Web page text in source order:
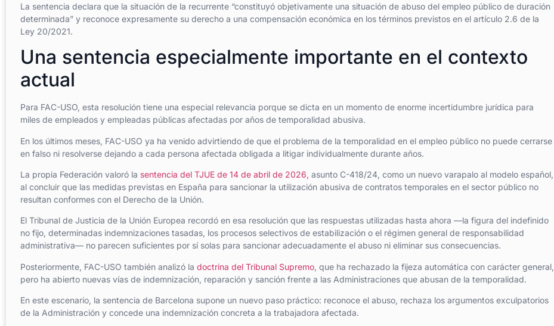
La sentencia declara que la situación de la recurrente “constituyó objetivamente una situación de abuso del empleo público de duración
determinada” y reconoce expresamente su derecho a una compensación económica en los términos previstos en el artículo 2.6 de la
Ley 20/2021.
Una sentencia especialmente importante en el contexto
actual
Para FAC-USO, esta resolución tiene una especial relevancia porque se dicta en un momento de enorme incertidumbre jurídica para
miles de empleados y empleadas públicas afectadas por años de temporalidad abusiva.
En los últimos meses, FAC-USO ya ha venido advirtiendo de que el problema de la temporalidad en el empleo público no puede cerrarse
en falso ni resolverse dejando a cada persona afectada obligada a litigar individualmente durante años.
La propia Federación valoró la sentencia del TJUE de 14 de abril de 2026, asunto C-418/24, como un nuevo varapalo al modelo español,
al concluir que las medidas previstas en España para sancionar la utilización abusiva de contratos temporales en el sector público no
resultan conformes con el Derecho de la Unión.
El Tribunal de Justicia de la Unión Europea recordó en esa resolución que las respuestas utilizadas hasta ahora —la figura del indefinido
no fijo, determinadas indemnizaciones tasadas, los procesos selectivos de estabilización o el régimen general de responsabilidad
administrativa— no parecen suficientes por sí solas para sancionar adecuadamente el abuso ni eliminar sus consecuencias.
Posteriormente, FAC-USO también analizó la doctrina del Tribunal Supremo, que ha rechazado la fijeza automática con carácter general,
pero ha abierto nuevas vías de indemnización, reparación y sanción frente a las Administraciones que abusan de la temporalidad.
En este escenario, la sentencia de Barcelona supone un nuevo paso práctico: reconoce el abuso, rechaza los argumentos exculpatorios
de la Administración y concede una indemnización concreta a la trabajadora afectada.